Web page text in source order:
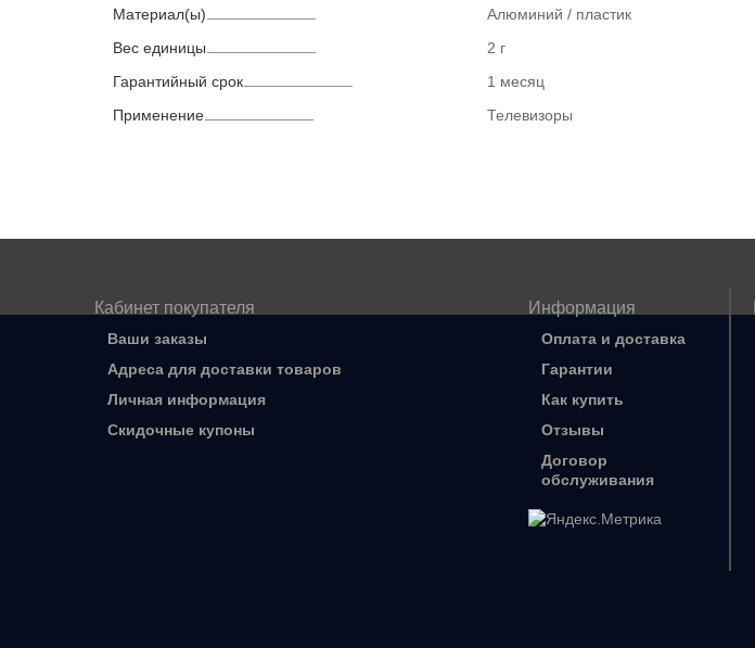
Материал(ы)
Алюминий / пластик
Вес единицы
2 г
Гарантийный срок
1 месяц
Применение
Телевизоры
Кабинет покупателя
Ваши заказы
Адреса для доставки товаров
Личная информация
Скидочные купоны
Информация
Оплата и доставка
Гарантии
Как купить
Отзывы
Договор
обслуживания